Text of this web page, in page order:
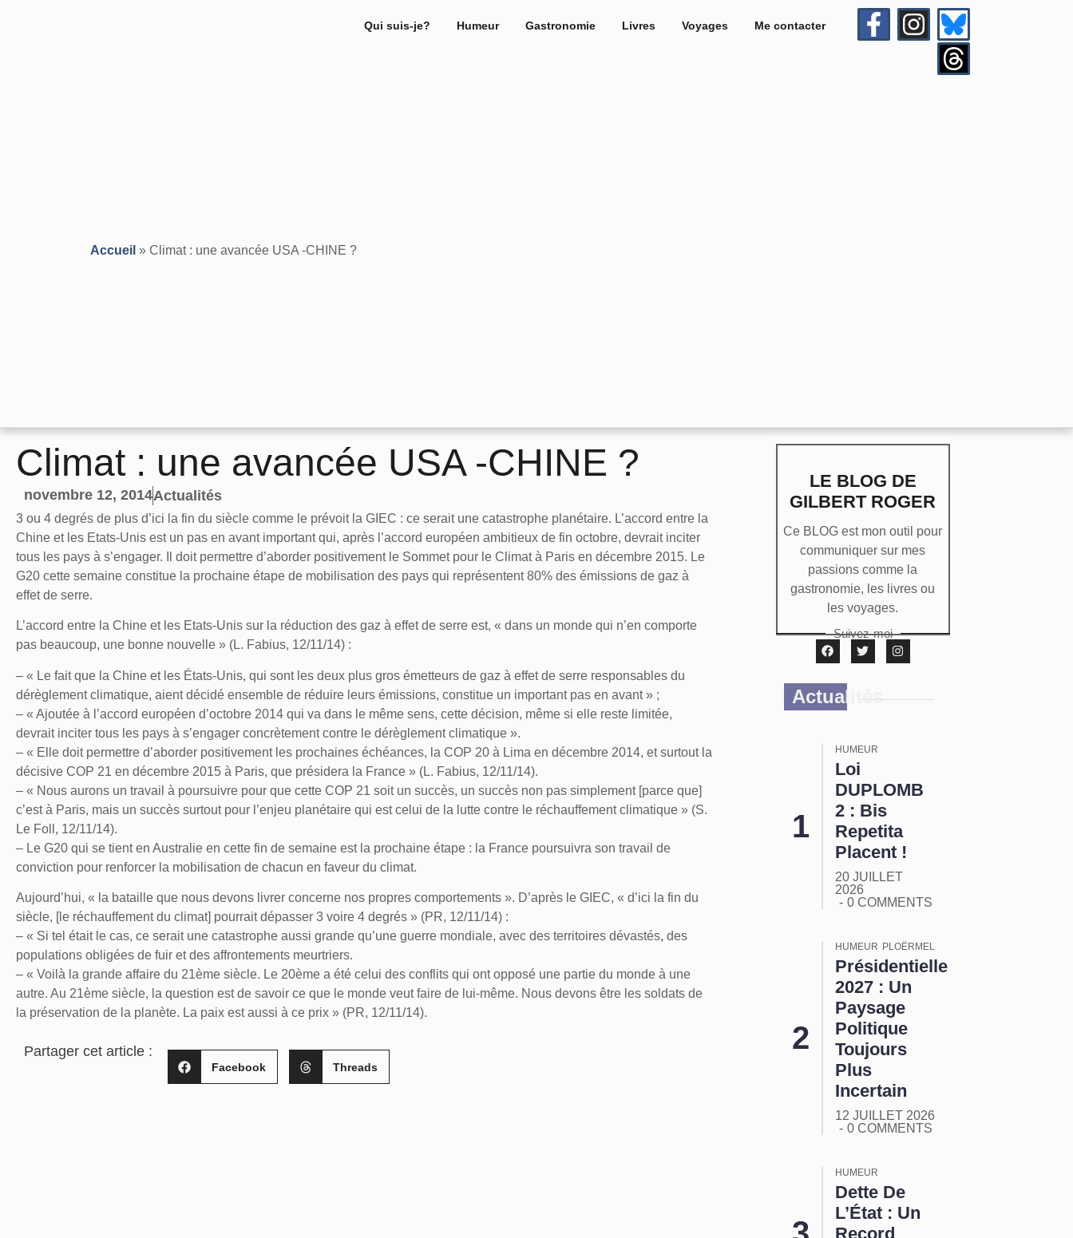
Qui suis-je? Humeur Gastronomie Livres Voyages Me contacter
Accueil » Climat : une avancée USA -CHINE ?
Climat : une avancée USA -CHINE ?
novembre 12, 2014Actualités
3 ou 4 degrés de plus d’ici la fin du siècle comme le prévoit la GIEC : ce serait une catastrophe planétaire. L’accord entre la
Chine et les Etats-Unis est un pas en avant important qui, après l’accord européen ambitieux de fin octobre, devrait inciter
tous les pays à s’engager. Il doit permettre d’aborder positivement le Sommet pour le Climat à Paris en décembre 2015. Le
G20 cette semaine constitue la prochaine étape de mobilisation des pays qui représentent 80% des émissions de gaz à
effet de serre.
L’accord entre la Chine et les Etats-Unis sur la réduction des gaz à effet de serre est, « dans un monde qui n’en comporte
pas beaucoup, une bonne nouvelle » (L. Fabius, 12/11/14) :
– « Le fait que la Chine et les États-Unis, qui sont les deux plus gros émetteurs de gaz à effet de serre responsables du
dérèglement climatique, aient décidé ensemble de réduire leurs émissions, constitue un important pas en avant » ;
– « Ajoutée à l’accord européen d’octobre 2014 qui va dans le même sens, cette décision, même si elle reste limitée,
devrait inciter tous les pays à s’engager concrètement contre le dérèglement climatique ».
– « Elle doit permettre d’aborder positivement les prochaines échéances, la COP 20 à Lima en décembre 2014, et surtout la
décisive COP 21 en décembre 2015 à Paris, que présidera la France » (L. Fabius, 12/11/14).
– « Nous aurons un travail à poursuivre pour que cette COP 21 soit un succès, un succès non pas simplement [parce que]
c’est à Paris, mais un succès surtout pour l’enjeu planétaire qui est celui de la lutte contre le réchauffement climatique » (S.
Le Foll, 12/11/14).
– Le G20 qui se tient en Australie en cette fin de semaine est la prochaine étape : la France poursuivra son travail de
conviction pour renforcer la mobilisation de chacun en faveur du climat.
Aujourd’hui, « la bataille que nous devons livrer concerne nos propres comportements ». D’après le GIEC, « d’ici la fin du
siècle, [le réchauffement du climat] pourrait dépasser 3 voire 4 degrés » (PR, 12/11/14) :
– « Si tel était le cas, ce serait une catastrophe aussi grande qu’une guerre mondiale, avec des territoires dévastés, des
populations obligées de fuir et des affrontements meurtriers.
– « Voilà la grande affaire du 21ème siècle. Le 20ème a été celui des conflits qui ont opposé une partie du monde à une
autre. Au 21ème siècle, la question est de savoir ce que le monde veut faire de lui-même. Nous devons être les soldats de
la préservation de la planète. La paix est aussi à ce prix » (PR, 12/11/14).
Partager cet article :
Facebook Threads
LE BLOG DE
GILBERT ROGER
Ce BLOG est mon outil pour
communiquer sur mes
passions comme la
gastronomie, les livres ou
les voyages.
Suivez-moi
Actualités
HUMEUR
Loi
DUPLOMB
2 : Bis
Repetita
Placent !
20 JUILLET
2026
0 COMMENTS
HUMEUR PLOËRMEL
Présidentielle
2027 : Un
Paysage
Politique
Toujours
Plus
Incertain
12 JUILLET 2026
0 COMMENTS
HUMEUR
Dette De
L’État : Un
Record